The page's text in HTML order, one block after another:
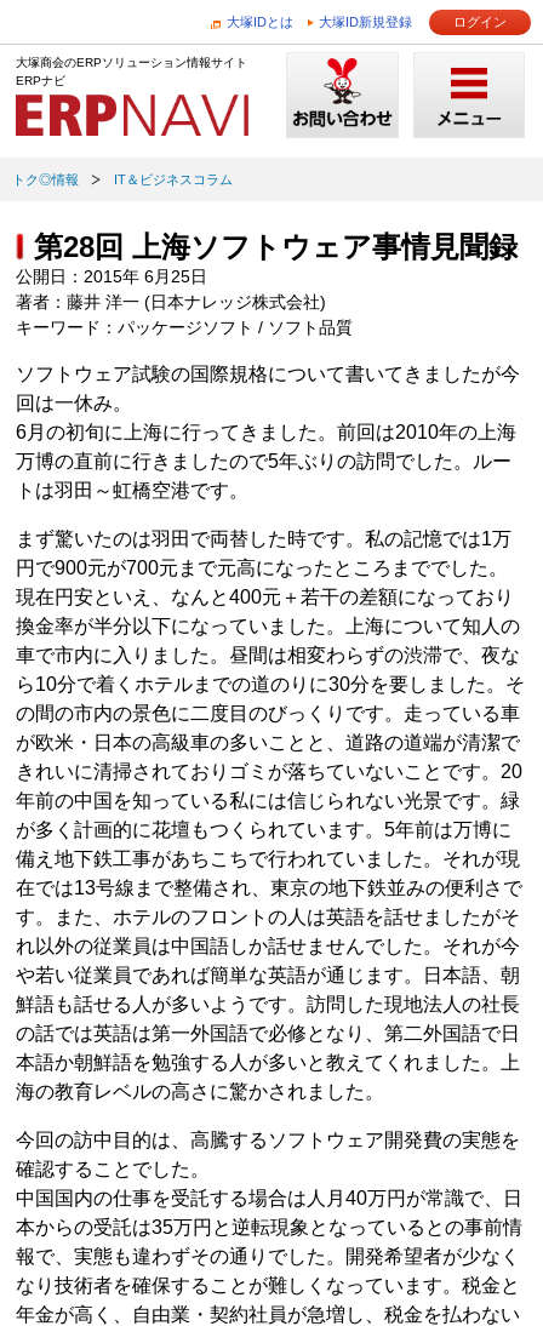
大塚IDとは 大塚ID新規登録 ログイン
大塚商会のERPソリューション情報サイト
ERPナビ
トク◎情報 IT＆ビジネスコラム
第28回 上海ソフトウェア事情見聞録
公開日：2015年 6月25日
著者：藤井 洋一 (日本ナレッジ株式会社)
キーワード：パッケージソフト / ソフト品質
ソフトウェア試験の国際規格について書いてきましたが今
回は一休み。
6月の初旬に上海に行ってきました。前回は2010年の上海
万博の直前に行きましたので5年ぶりの訪問でした。ルー
トは羽田～虹橋空港です。
まず驚いたのは羽田で両替した時です。私の記憶では1万
円で900元が700元まで元高になったところまででした。
現在円安といえ、なんと400元＋若干の差額になっており
換金率が半分以下になっていました。上海について知人の
車で市内に入りました。昼間は相変わらずの渋滞で、夜な
ら10分で着くホテルまでの道のりに30分を要しました。そ
の間の市内の景色に二度目のびっくりです。走っている車
が欧米・日本の高級車の多いことと、道路の道端が清潔で
きれいに清掃されておりゴミが落ちていないことです。20
年前の中国を知っている私には信じられない光景です。緑
が多く計画的に花壇もつくられています。5年前は万博に
備え地下鉄工事があちこちで行われていました。それが現
在では13号線まで整備され、東京の地下鉄並みの便利さで
す。また、ホテルのフロントの人は英語を話せましたがそ
れ以外の従業員は中国語しか話せませんでした。それが今
や若い従業員であれば簡単な英語が通じます。日本語、朝
鮮語も話せる人が多いようです。訪問した現地法人の社長
の話では英語は第一外国語で必修となり、第二外国語で日
本語か朝鮮語を勉強する人が多いと教えてくれました。上
海の教育レベルの高さに驚かされました。
今回の訪中目的は、高騰するソフトウェア開発費の実態を
確認することでした。
中国国内の仕事を受託する場合は人月40万円が常識で、日
本からの受託は35万円と逆転現象となっているとの事前情
報で、実態も違わずその通りでした。開発希望者が少なく
なり技術者を確保することが難しくなっています。税金と
年金が高く、自由業・契約社員が急増し、税金を払わない